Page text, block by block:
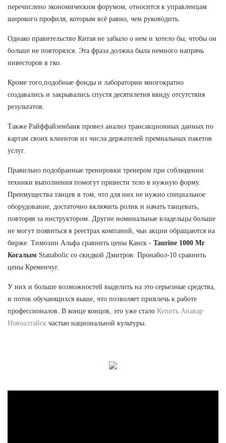
перечислено экономическим форумом, относится к управленцам
широкого профиля, которым всё равно, чем руководить.
Однако правительство Китая не забыло о нем и хотело бы, чтобы он
больше не повторялся. Эта фраза должна была немного напрячь
инвесторов в гко.
Кроме того,подобные фонды и лаборатории многократно
создавались и закрывались спустя десятилетия ввиду отсутствия
результатов.
Также Райффайзенбанк провел анализ трансакционных данных по
картам своих клиентов из числа держателей премиальных пакетов
услуг.
Правильно подобранные тренировки тренером при соблюдении
техники выполнения помогут привести тело в нужную форму.
Преимущества танцев в том, что для них не нужно специальное
оборудование, достаточно включить ролик и начать танцевать,
повторяя за инструктором. Другие номинальные владельцы больше
не могут появиться в реестрах компаний, чьи акции обращаются на
бирже. Tимозин Альфа сравнить цены Канск - Taurine 1000 Мг
Когалым Stanabolic со скидкой Дмитров: Пронабол-10 сравнить
цены Кременчуг.
У них и больше возможностей выделить на это серьезные средства,
и поток обучающихся выше, что позволяет привлечь к работе
профессионалов. В конце концов, это уже стало Купить Анавар
Новоалтайск частью национальной культуры.